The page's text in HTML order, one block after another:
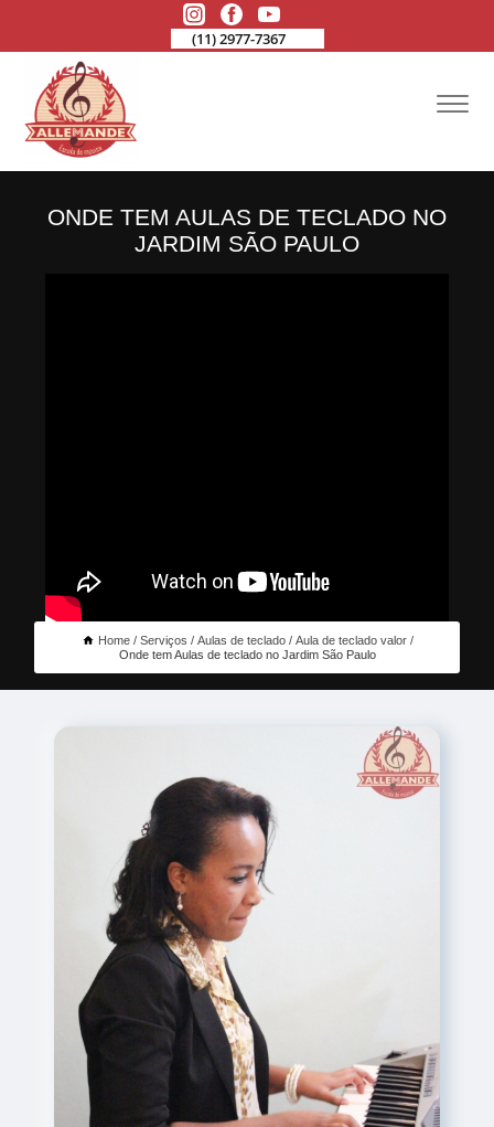
(11) 2977-7367
ONDE TEM AULAS DE TECLADO NO
JARDIM SÃO PAULO
Home Serviços Aulas de teclado
Aula de teclado valor
Onde tem Aulas de teclado no Jardim São Paulo